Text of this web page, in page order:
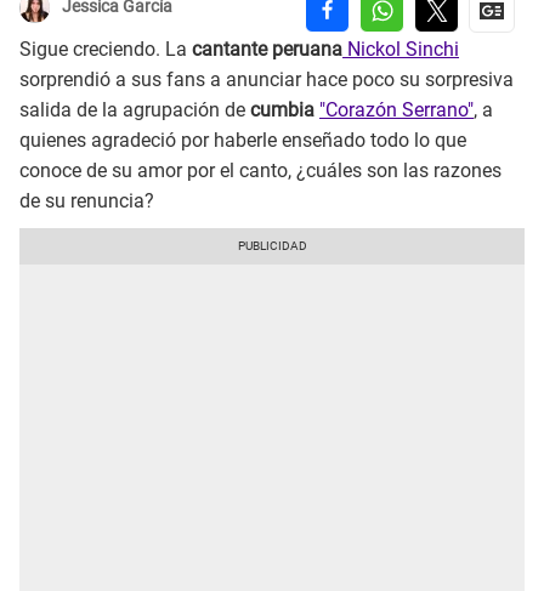
Jessica García
Sigue creciendo. La cantante peruana Nickol Sinchi
sorprendió a sus fans a anunciar hace poco su sorpresiva
salida de la agrupación de cumbia "Corazón Serrano", a
quienes agradeció por haberle enseñado todo lo que
conoce de su amor por el canto, ¿cuáles son las razones
de su renuncia?